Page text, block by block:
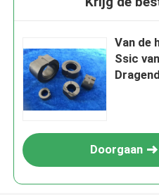
Van de
Ssic
Doorgaan